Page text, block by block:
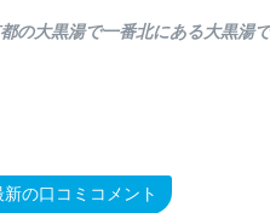
都の大黒湯で一番北にある大黒湯
新の口コミコメント